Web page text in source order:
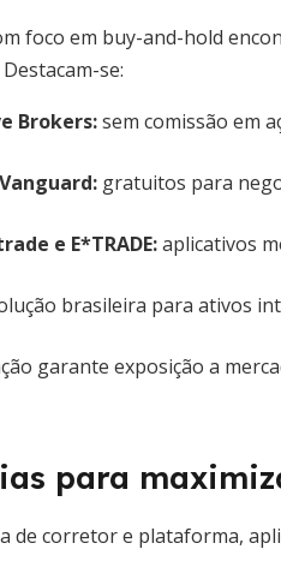
foco em buy-and-hold
Destacam-se:
Brokers:sem comissão em
gratuitos para
e E*TRADE:aplicativos
brasileira para ativos
garante exposição a
para
de corretor e plataforma,